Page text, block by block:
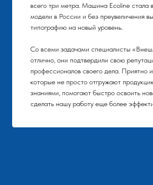
всего три метра. Машина Ecoline стала
модели в России и без преувеличения
типографию на новый уровень.
Со всеми задачами специалисты
отлично, они подтвердили свою
профессионалов своего дела. Приятно
которые не просто отгружают
знаниями, помогают быстро освоить
сделать нашу работу еще более